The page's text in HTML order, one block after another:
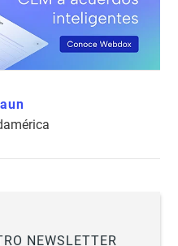
NEWSLETTER